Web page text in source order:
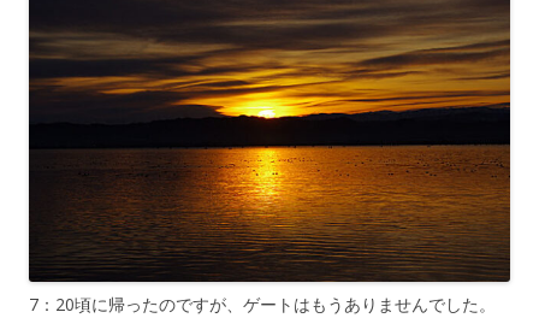
7：20頃に帰ったのですが、ゲートはもうありませんでした。